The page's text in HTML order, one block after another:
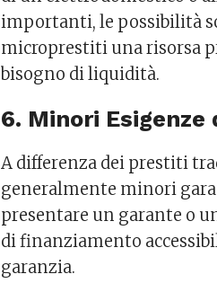
importanti, le possibilità
microprestiti una risorsa
bisogno di liquidità.
6. Minori Esigenze
A differenza dei prestiti
generalmente minori
presentare un garante o
di finanziamento
garanzia.